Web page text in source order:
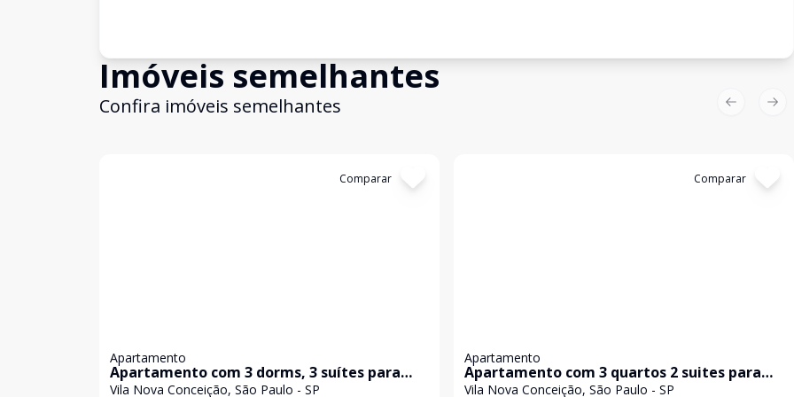
Imóveis semelhantes
Confira imóveis semelhantes
Comparar
Apartamento
Apartamento com 3 dorms, 3 suítes para
venda e locação na Vila Nova Conceição
Vila Nova Conceição, São Paulo - SP
Comparar
Apartamento
Apartamento com 3 quartos 2 suites para
venda na Vila Nova Conceição
Vila Nova Conceição, São Paulo - SP
Previous